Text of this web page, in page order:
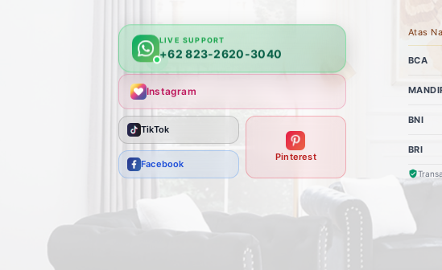
LIVE SUPPORT
+62 823-2620-3040
Instagram
TikTok
Facebook
Pinterest
Atas
BCA
BNI
BRI